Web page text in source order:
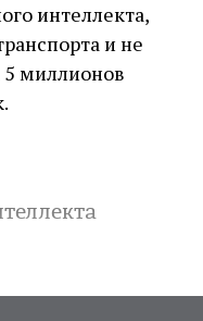
интеллекта,
и не
миллионов